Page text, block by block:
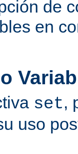
de
en
set,
uso